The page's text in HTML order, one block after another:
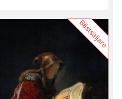
Bästsäljare